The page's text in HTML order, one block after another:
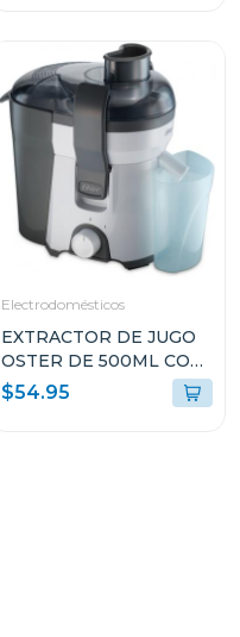
Electrodomésticos
EXTRACTOR DE JUGO
OSTER DE 500ML CON
FILTRO DE ACERO
FPSTJE316W
$54.95